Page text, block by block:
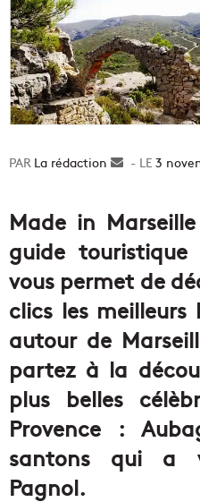
La rédaction
Envoyer
3
Made in
guide
vous permet de
clics les
autour de
partez à la
plus belles
Provence :
santons qui a
Pagnol.